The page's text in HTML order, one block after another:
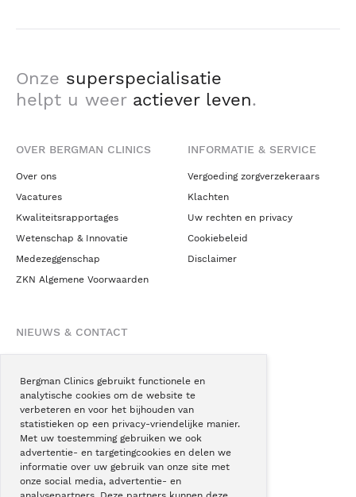
Bergman Clinics gebruikt functionele en
analytische cookies om de website te
verbeteren en voor het bijhouden van
statistieken op een privacy-vriendelijke manier.
Met uw toestemming gebruiken we ook
advertentie- en targetingcookies en delen we
informatie over uw gebruik van onze site met
onze social media, advertentie- en
Onze superspecialisatie
helpt u weer actiever leven.
OVER BERGMAN CLINICS
Over ons
Vacatures
Kwaliteitsrapportages
Wetenschap & Innovatie
Medezeggenschap
ZKN Algemene Voorwaarden
INFORMATIE & SERVICE
Vergoeding zorgverzekeraars
Klachten
Uw rechten en privacy
Cookiebeleid
Disclaimer
NIEUWS & CONTACT
Blogs
Podcast
Pressroom
Instagram
Facebook
LinkedIn